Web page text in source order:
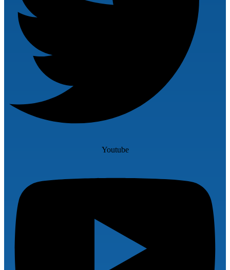
Youtube